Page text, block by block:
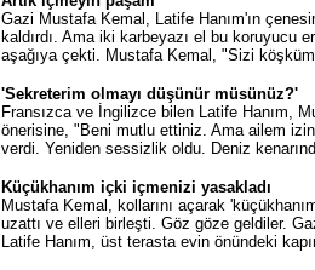
Gazi Mustafa Kemal, Latife Hanım'ın
kaldırdı. Ama iki karbeyazı el bu koruyucu
aşağıya çekti. Mustafa Kemal, "Sizi
'Sekreterim olmayı düşünür müsünüz?'
Fransızca ve İngilizce bilen Latife Hanım,
önerisine, "Beni mutlu ettiniz. Ama ailem
verdi. Yeniden sessizlik oldu. Deniz
Küçükhanım içki içmenizi yasakladı
Mustafa Kemal, kollarını açarak
uzattı ve elleri birleşti. Göz göze geldiler.
Latife Hanım, üst terasta evin önündeki